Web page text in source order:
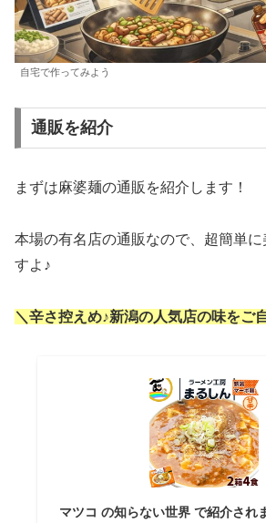
自宅で作ってみよう
通販を紹介
まずは麻婆麺の通販を紹介します！
本場の有名店の通販なので、超簡単に
すよ♪
＼辛さ控えめ♪新潟の人気店の味をご
マツコ の知らない世界 で紹介され